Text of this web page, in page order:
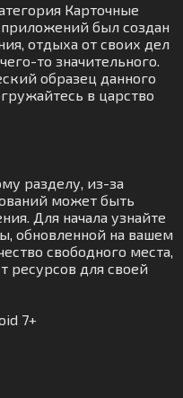
Карточные
был создан
отдыха от своих дел
то значительного.
образец данного
в царство
разделу, из-за
может быть
Для начала узнайте
обновленной на вашем
свободного места,
ресурсов для своей
7+